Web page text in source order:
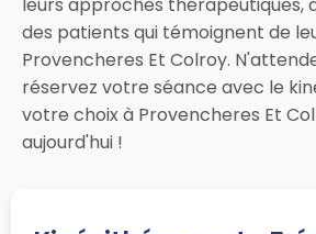
leurs approches thérapeutiques,
des patients qui témoignent de
Provencheres Et Colroy.
réservez votre séance avec le
votre choix à Provencheres Et
aujourd'hui !